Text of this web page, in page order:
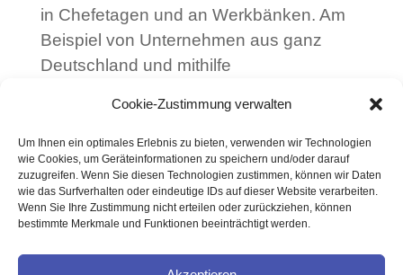
Cookie-Zustimmung verwalten
Um Ihnen ein optimales Erlebnis zu bieten, verwenden wir Technologien
wie Cookies, um Geräteinformationen zu speichern und/oder darauf
zuzugreifen. Wenn Sie diesen Technologien zustimmen, können wir Daten
wie das Surfverhalten oder eindeutige IDs auf dieser Website verarbeiten.
Wenn Sie Ihre Zustimmung nicht erteilen oder zurückziehen, können
bestimmte Merkmale und Funktionen beeinträchtigt werden.
in Chefetagen und an Werkbänken. Am
Beispiel von Unternehmen aus ganz
Deutschland und mithilfe
Film, wie gute Führung die Arbeitswelt
verändern kann und sie besser und
erfolgreicher macht.
Das Video zur Sendung finden Siehier
(bitte klicken).